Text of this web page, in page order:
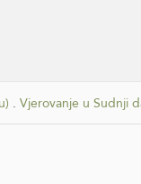
. Vjerovanje u Sudnji